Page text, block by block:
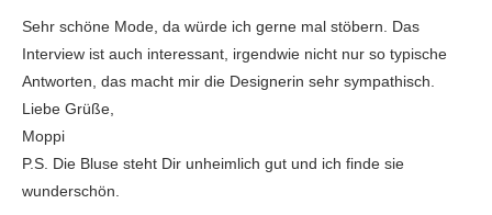
Sehr schöne Mode, da würde ich gerne mal stöbern. Das
Interview ist auch interessant, irgendwie nicht nur so typische
Antworten, das macht mir die Designerin sehr sympathisch.
Liebe Grüße,
Moppi
P.S. Die Bluse steht Dir unheimlich gut und ich finde sie
wunderschön.